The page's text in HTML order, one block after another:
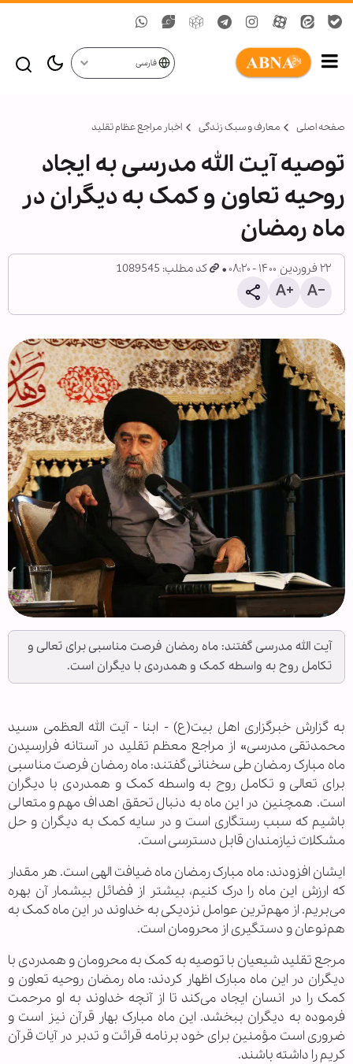
فارسی
صفحه اصلی معارف و سبک زندگی اخبار مراجع عظام تقلید
توصیه آیت الله مدرسی به ایجاد
روحیه تعاون و کمک به دیگران در
ماه رمضان
۲۲ فروردین ۱۴۰۰ - ۰۸:۲۰ کد مطلب: 1089545
آیت الله مدرسی گفتند: ماه رمضان فرصت مناسبی برای تعالی و
تکامل روح به واسطه کمک و همدردی با دیگران است.
به گزارش خبرگزاری اهل بیت(ع) - ابنا - آیت الله العظمی «سید
محمدتقی مدرسی» از مراجع معظم تقلید در آستانه فرارسیدن
ماه مبارک رمضان طی سخنانی گفتند: ماه رمضان فرصت مناسبی
برای تعالی و تکامل روح به واسطه کمک و همدردی با دیگران
است. همچنین در این ماه به دنبال تحقق اهداف مهم و متعالی
باشیم که سبب رستگاری است و در سایه کمک به دیگران و حل
مشکلات نیازمندان قابل دسترسی است.
ایشان افزودند: ماه مبارک رمضان ماه ضیافت الهی است. هر مقدار
که ارزش این ماه را درک کنیم، بیشتر از فضائل بیشمار آن بهره
می‌بریم. از مهم‌ترین عوامل نزدیکی به خداوند در این ماه کمک به
هم‌نوعان و دستگیری از محرومان است.
مرجع تقلید شیعیان با توصیه به کمک به محرومان و همدردی با
دیگران در این ماه مبارک اظهار کردند: ماه رمضان روحیه تعاون و
کمک را در انسان ایجاد می‌کند تا از آنچه خداوند به او مرحمت
فرموده به دیگران ببخشد. این ماه مبارک بهار قرآن نیز است و
ضروری است مؤمنین برای خود برنامه قرائت و تدبر در آیات قرآن
کریم را داشته باشند.